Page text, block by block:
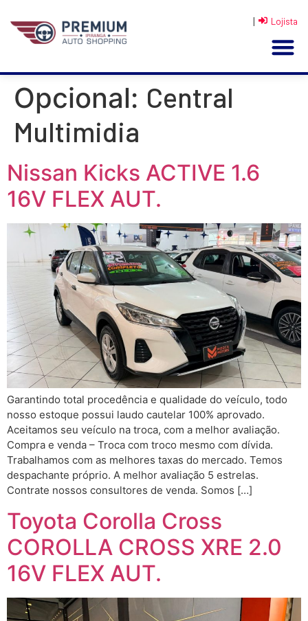
| Lojista
Opcional: Central
Multimidia
Nissan Kicks ACTIVE 1.6
16V FLEX AUT.
Garantindo total procedência e qualidade do veículo, todo
nosso estoque possui laudo cautelar 100% aprovado.
Aceitamos seu veículo na troca, com a melhor avaliação.
Compra e venda – Troca com troco mesmo com dívida.
Trabalhamos com as melhores taxas do mercado. Temos
despachante próprio. A melhor avaliação 5 estrelas.
Contrate nossos consultores de venda. Somos […]
Toyota Corolla Cross
COROLLA CROSS XRE 2.0
16V FLEX AUT.